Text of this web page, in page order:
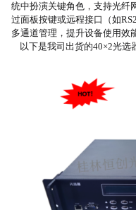
统中扮演关键角色，支持光纤
过面板按键或远程接口（如
多通道管理，提升设备使用效
以下是我司出货的40×2光选